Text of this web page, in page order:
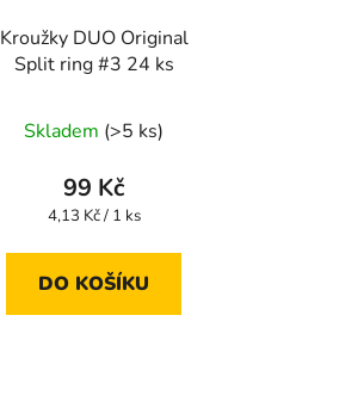
Kroužky DUO Original
Split ring #3 24 ks
Skladem (>5 ks)
99 Kč
Měrná
4,13 Kč / 1 ks
DO KOŠÍKU